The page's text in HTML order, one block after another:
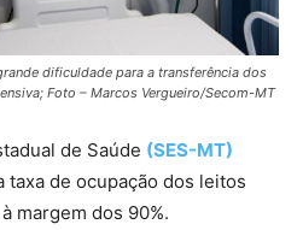
dificuldade para a transferência dos
Foto – Marcos Vergueiro/Secom-MT
de Saúde (SES-MT)
taxa de ocupação dos leitos
margem dos 90%.